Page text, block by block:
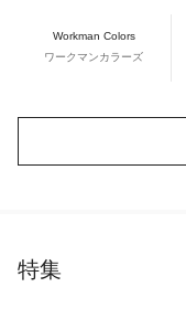
Workman Colors
ワークマンカラーズ
特集